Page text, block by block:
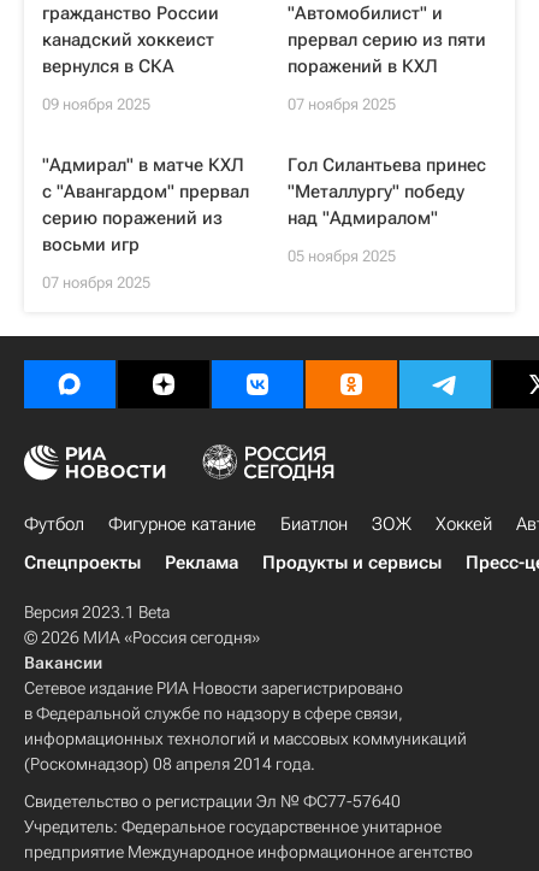
гражданство России
канадский хоккеист
вернулся в СКА
09 ноября 2025
"Автомобилист" и
прервал серию из пяти
поражений в КХЛ
07 ноября 2025
"Адмирал" в матче КХЛ
с "Авангардом" прервал
серию поражений из
восьми игр
07 ноября 2025
Гол Силантьева принес
"Металлургу" победу
над "Адмиралом"
05 ноября 2025
Футбол Фигурное катание Биатлон ЗОЖ Хоккей
Спецпроекты
Реклама Продукты и сервисы Пресс-
Версия 2023.1 Beta
© 2026 МИА «Россия сегодня»
Вакансии
Сетевое издание РИА Новости зарегистрировано
в Федеральной службе по надзору в сфере связи,
информационных технологий и массовых коммуникаций
(Роскомнадзор) 08 апреля 2014 года.
Свидетельство о регистрации Эл № ФС77-57640
Учредитель: Федеральное государственное унитарное
предприятие Международное информационное агентство